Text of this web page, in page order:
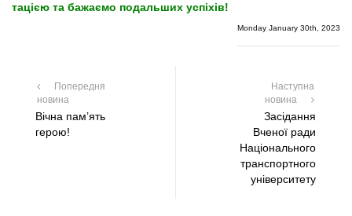
тацією та бажаємо подальших успіхів!
Monday January 30th, 2023
Попередня
новина
Вічна пам’ять
герою!
Наступна
новина
Засідання
Вченої ради
Національного
транспортного
університету